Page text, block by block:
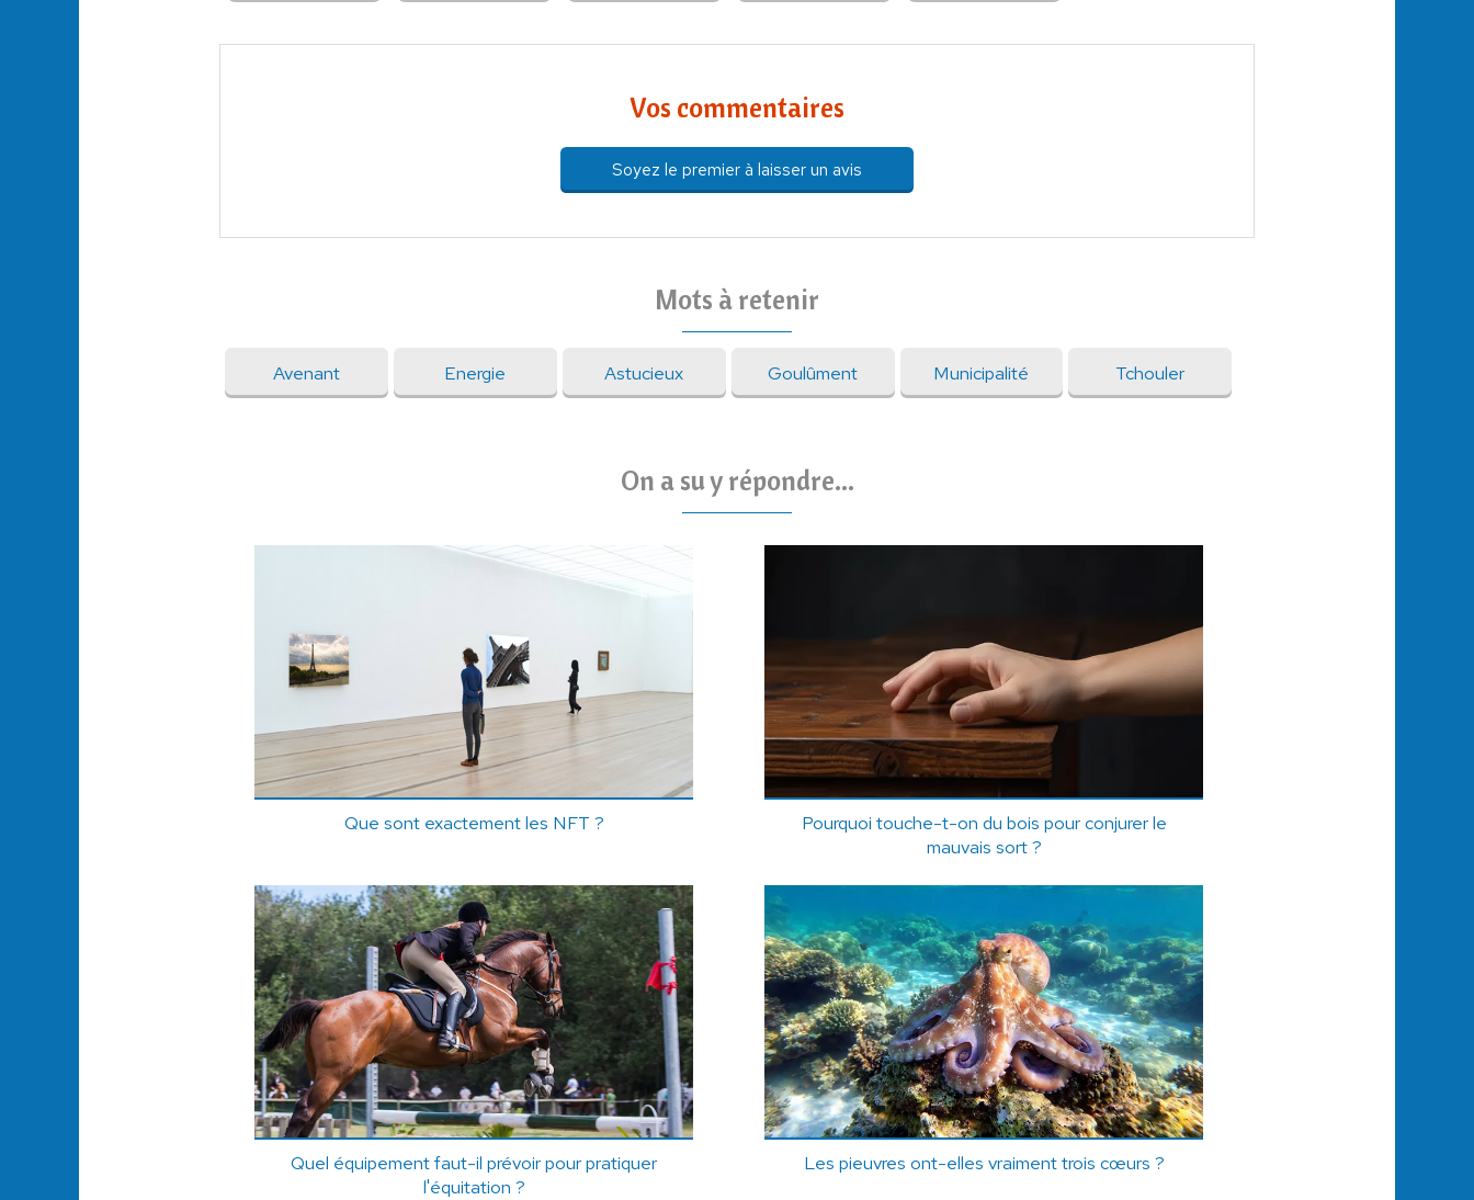
Vos commentaires
Soyez le premier à laisser un avis
Mots à retenir
Avenant Energie Astucieux Goulûment Municipalité Tchouler
On a su y répondre...
Que sont exactement les NFT ?
Pourquoi touche-t-on du bois pour conjurer le
mauvais sort ?
Quel équipement faut-il prévoir pour pratiquer
l'équitation ?
Les pieuvres ont-elles vraiment trois cœurs ?